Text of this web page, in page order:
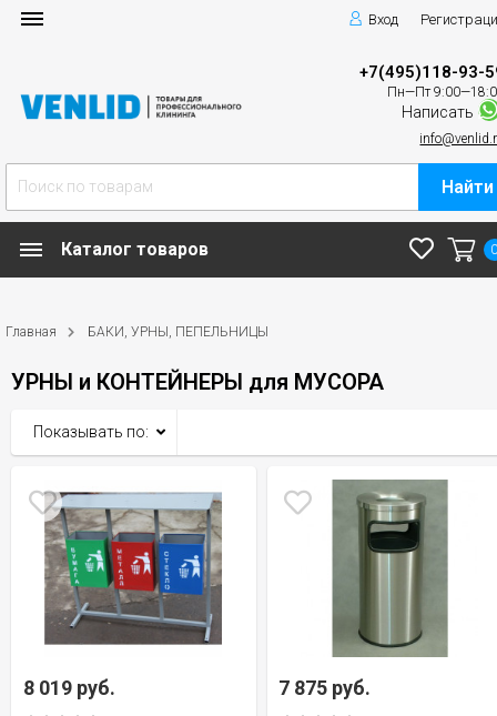
Вход
+7(495)118-93-
Пн—Пт
Написать
Найти
Каталог товаров
Главная БАКИ, УРНЫ, ПЕПЕЛЬНИЦЫ
УРНЫ и КОНТЕЙНЕРЫ для МУСОРА
Показывать по:
8 019 руб. 7 875 руб.